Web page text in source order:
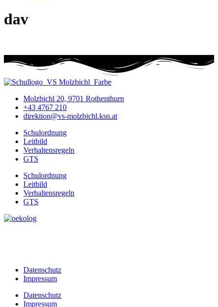
dav
Molzbichl 20, 9701 Rothenthurn
+43 4767 210
direktion@vs-molzbichl.ksn.at
Schulordnung
Leitbild
Verhaltensregeln
GTS
Schulordnung
Leitbild
Verhaltensregeln
GTS
Datenschutz
Impressum
Datenschutz
Impressum